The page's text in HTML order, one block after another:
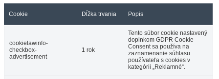
Cookie Dĺžka trvania Popis
cookielawinfo-
checkbox-
advertisement
1 rok
Tento súbor cookie nastavený
doplnkom GDPR Cookie
Consent sa používa na
zaznamenanie súhlasu
používateľa s cookies v
kategórii „Reklamné“.